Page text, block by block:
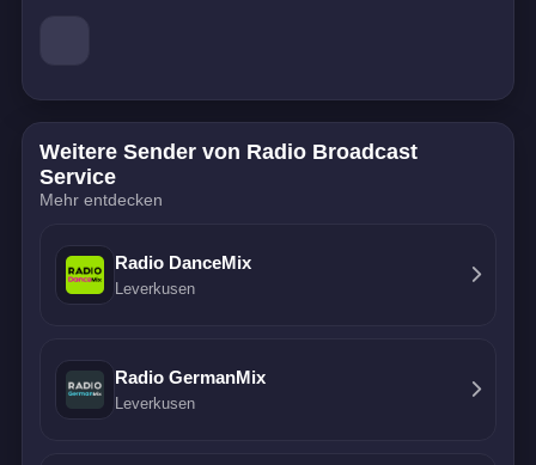
Weitere Sender von Radio Broadcast
Service
Mehr entdecken
Radio DanceMix
Leverkusen
Radio GermanMix
Leverkusen